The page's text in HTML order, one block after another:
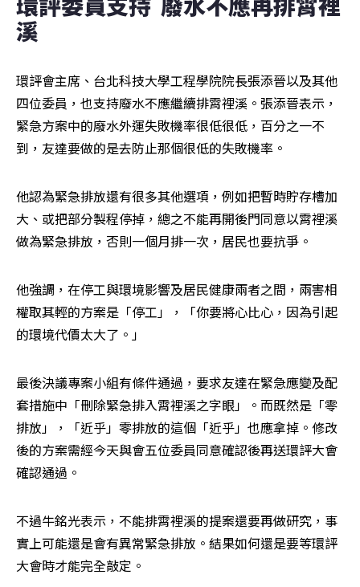
溪
環評會主席、台北科技大學工程學院院長張添晉以及其他
四位委員，也支持廢水不應繼續排霄裡溪。張添晉表示，
緊急方案中的廢水外運失敗機率很低很低，百分之一不
到，友達要做的是去防止那個很低的失敗機率。
他認為緊急排放還有很多其他選項，例如把暫時貯存槽加
大、或把部分製程停掉，總之不能再開後門同意以霄裡溪
做為緊急排放，否則一個月排一次，居民也要抗爭。
他強調，在停工與環境影響及居民健康兩者之間，兩害相
權取其輕的方案是「停工」，「你要將心比心，因為引起
的環境代價太大了。」
最後決議專案小組有條件通過，要求友達在緊急應變及配
套措施中「刪除緊急排入霄裡溪之字眼」。而既然是「零
排放」，「近乎」零排放的這個「近乎」也應拿掉。修改
後的方案需經今天與會五位委員同意確認後再送環評大會
確認通過。
不過牛銘光表示，不能排霄裡溪的提案還要再做研究，事
實上可能還是會有異常緊急排放。結果如何還是要等環評
大會時才能完全敲定。